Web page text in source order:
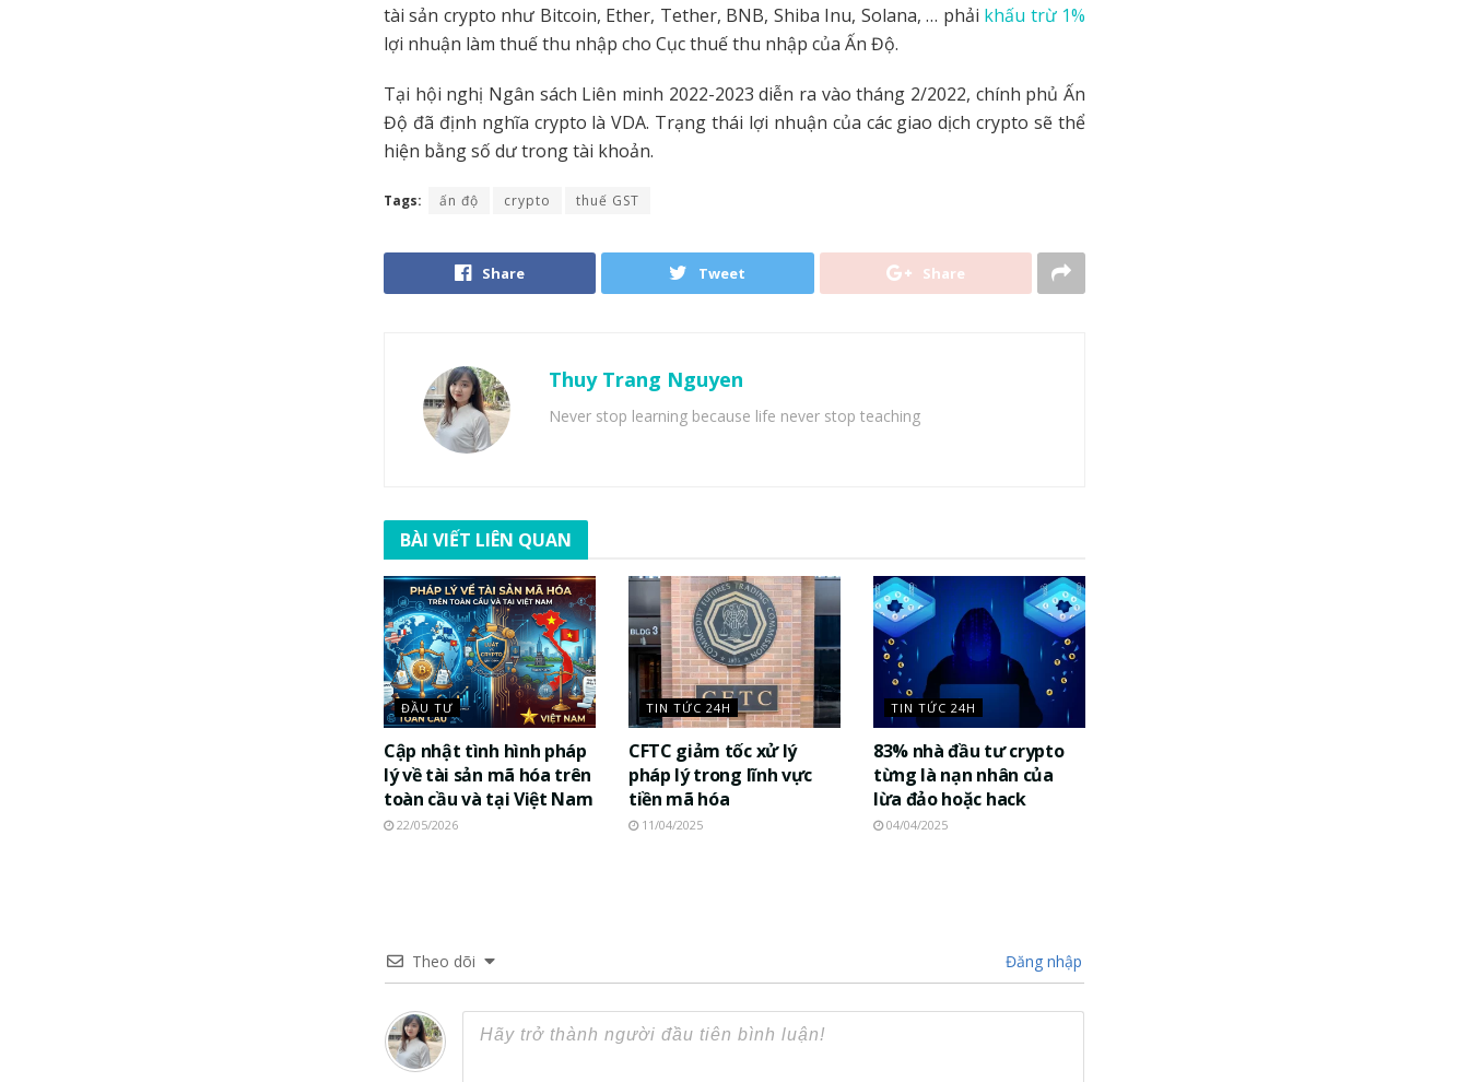
tài sản crypto như Bitcoin, Ether, Tether, BNB, Shiba Inu, Solana, … phải khấu trừ 1%
lợi nhuận làm thuế thu nhập cho Cục thuế thu nhập của Ấn Độ.
Tại hội nghị Ngân sách Liên minh 2022-2023 diễn ra vào tháng 2/2022, chính phủ Ấn
Độ đã định nghĩa crypto là VDA. Trạng thái lợi nhuận của các giao dịch crypto sẽ thể
hiện bằng số dư trong tài khoản.
Tags: ấn độ crypto thuế GST
Share Tweet Share
Thuy Trang Nguyen
Never stop learning because life never stop teaching
BÀI VIẾT LIÊN QUAN
ĐẦU TƯ
Cập nhật tình hình pháp
lý về tài sản mã hóa trên
toàn cầu và tại Việt Nam
22/05/2026
TIN TỨC 24H
CFTC giảm tốc xử lý
pháp lý trong lĩnh vực
tiền mã hóa
11/04/2025
TIN TỨC 24H
83% nhà đầu tư crypto
từng là nạn nhân của
lừa đảo hoặc hack
04/04/2025
Theo dõi Đăng nhập